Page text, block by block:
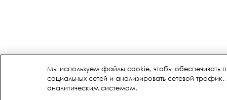
Мы используем файлы cookie, чтобы обеспечивать
социальных сетей и анализировать сетевой
аналитическим системам.